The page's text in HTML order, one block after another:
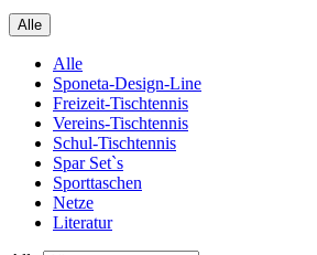
Alle
Alle
Sponeta-Design-Line
Freizeit-Tischtennis
Vereins-Tischtennis
Schul-Tischtennis
Spar Set`s
Sporttaschen
Netze
Literatur